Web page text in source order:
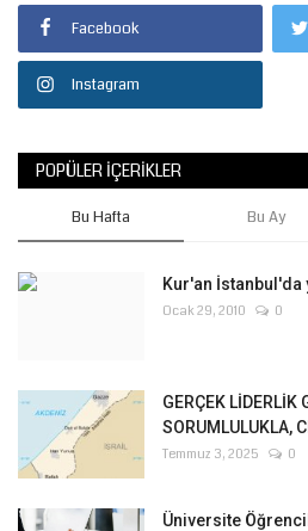
Facebook
Instagram
POPÜLER İÇERIKLER
Bu Hafta Bu Ay
Kur'an İstanbul'da
Ocak 29, 2010 0
GERÇEK LİDERLİK
SORUMLULUKLA,
Temmuz 3, 2025 0
Üniversite